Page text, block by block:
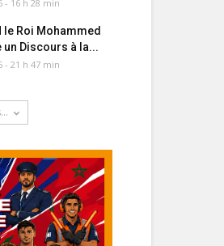
- 16 h 28 min
le Roi Mohammed
un Discours à la...
- 21 h 47 min